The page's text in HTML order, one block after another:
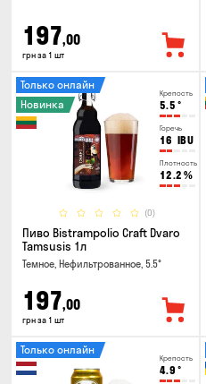
197,00
грн за 1 шт
Крепость
5.5 °
Горечь
16 IBU
Плотность
12.2 %
(0)
Только онлайн
Новинка
Пиво Bistrampolio Craft Dvaro
Tamsusis 1л
Темное, Нефильтрованное, 5.5°
197,00
грн за 1 шт
Крепость
4.9 °
Только онлайн